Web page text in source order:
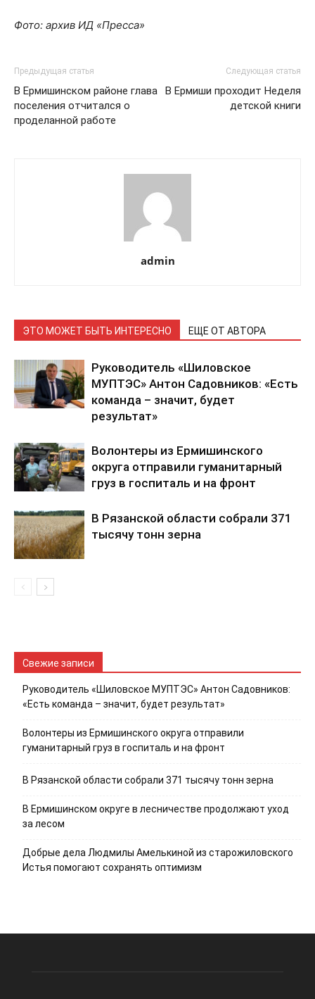
Фото: архив ИД «Пресса»
Предыдущая статья
В Ермишинском районе глава
поселения отчитался о
проделанной работе
Следующая статья
В Ермиши проходит Неделя
детской книги
admin
ЭТО МОЖЕТ БЫТЬ ИНТЕРЕСНО ЕЩЕ ОТ АВТОРА
Руководитель «Шиловское
МУПТЭС» Антон Садовников: «Есть
команда – значит, будет
результат»
Волонтеры из Ермишинского
округа отправили гуманитарный
груз в госпиталь и на фронт
В Рязанской области собрали 371
тысячу тонн зерна
Свежие записи
Руководитель «Шиловское МУПТЭС» Антон Садовников:
«Есть команда – значит, будет результат»
Волонтеры из Ермишинского округа отправили
гуманитарный груз в госпиталь и на фронт
В Рязанской области собрали 371 тысячу тонн зерна
В Ермишинском округе в лесничестве продолжают уход
за лесом
Добрые дела Людмилы Амелькиной из старожиловского
Истья помогают сохранять оптимизм